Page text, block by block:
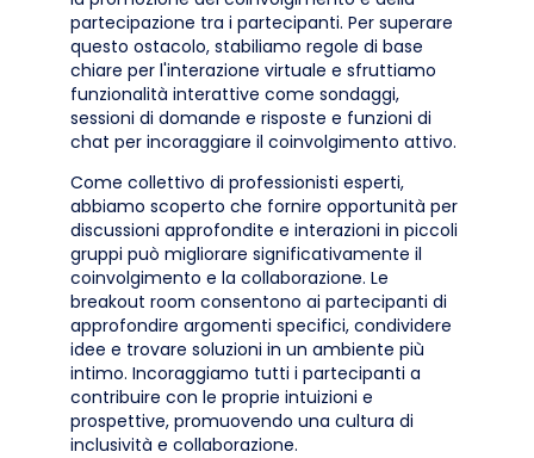
partecipazione tra i partecipanti. Per superare
questo ostacolo, stabiliamo regole di base
chiare per l'interazione virtuale e sfruttiamo
funzionalità interattive come sondaggi,
sessioni di domande e risposte e funzioni di
chat per incoraggiare il coinvolgimento attivo.
Come collettivo di professionisti esperti,
abbiamo scoperto che fornire opportunità per
discussioni approfondite e interazioni in piccoli
gruppi può migliorare significativamente il
coinvolgimento e la collaborazione. Le
breakout room consentono ai partecipanti di
approfondire argomenti specifici, condividere
idee e trovare soluzioni in un ambiente più
intimo. Incoraggiamo tutti i partecipanti a
contribuire con le proprie intuizioni e
prospettive, promuovendo una cultura di
inclusività e collaborazione.